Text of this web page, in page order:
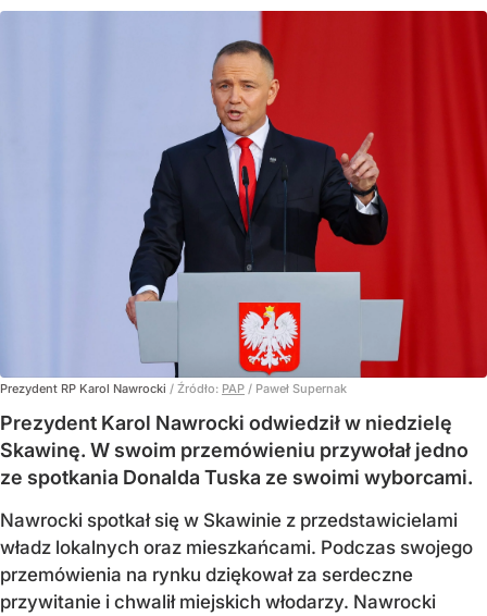
Prezydent RP Karol Nawrocki / Źródło: PAP / Paweł Supernak
Prezydent Karol Nawrocki odwiedził w niedzielę
Skawinę. W swoim przemówieniu przywołał jedno
ze spotkania Donalda Tuska ze swoimi wyborcami.
Nawrocki spotkał się w Skawinie z przedstawicielami
władz lokalnych oraz mieszkańcami. Podczas swojego
przemówienia na rynku dziękował za serdeczne
przywitanie i chwalił miejskich włodarzy. Nawrocki